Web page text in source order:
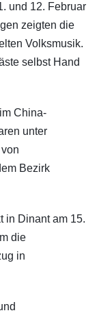
und 12. Februar
zeigten die
Volksmusik.
selbst Hand
China-
unter
Bezirk
in Dinant am 15.
die
in